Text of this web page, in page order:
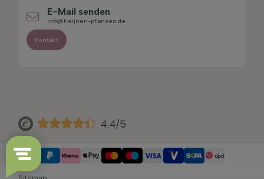
E-Mail senden
info@heijnen-pflanzen.de
Kontakt
4.4/5